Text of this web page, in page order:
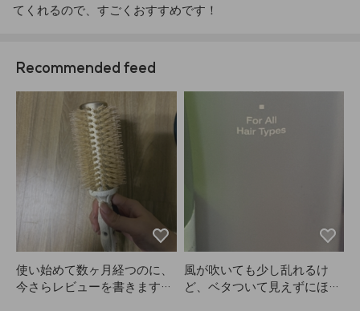
てくれるので、すごくおすすめです！
Recommended feed
使い始めて数ヶ月経つのに、
今さらレビューを書きます
風が吹いても少し乱れるけ
ど、ベタついて見えずにほど